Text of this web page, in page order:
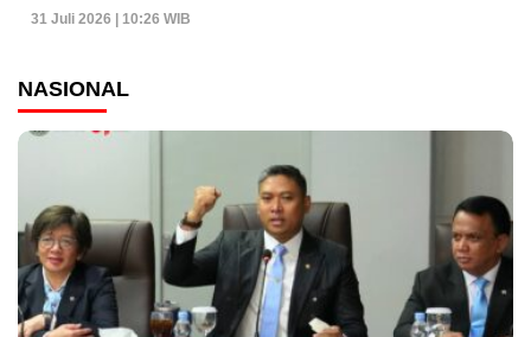
31 Juli 2026 | 10:26 WIB
NASIONAL